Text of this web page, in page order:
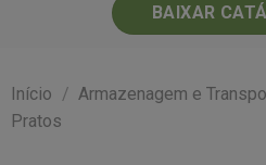
BAIXAR
Início / Armazenagem e
Pratos